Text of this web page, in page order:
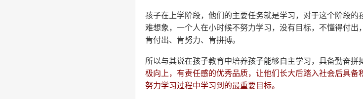
孩子在上学阶段，他们的主要任务就是学习，对于这个阶段
难想象，一个人在小时候不努力学习，没有目标，不懂得付
肯付出、肯努力、肯拼搏。
所以与其说在孩子教育中培养孩子能够自主学习，具备勤奋拼
极向上，有责任感的优秀品质，让他们长大后踏入社会后具
努力学习过程中学习到的最重要目标。